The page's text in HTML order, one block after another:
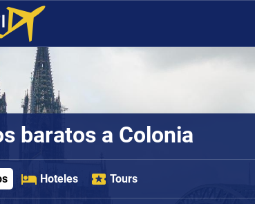
baratos a Colonia
Hoteles Tours